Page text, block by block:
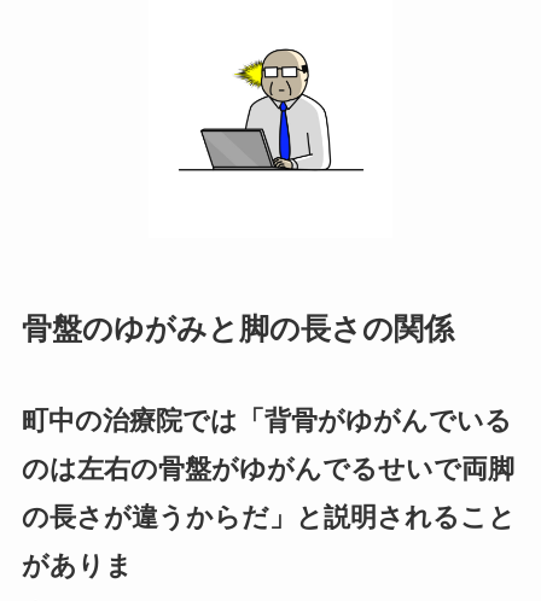
骨盤のゆがみと脚の長さの関係
町中の治療院では「背骨がゆがんでいる
のは左右の骨盤がゆがんでるせいで両脚
の長さが違うからだ」と説明されること
がありま